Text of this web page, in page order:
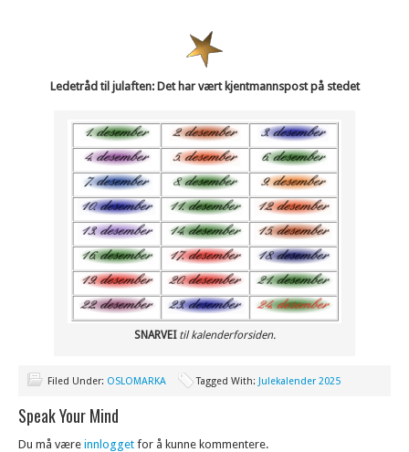
Ledetråd til julaften: Det har vært kjentmannspost på stedet
SNARVEI til kalenderforsiden.
Filed Under: OSLOMARKA Tagged With: Julekalender 2025
Speak Your Mind
Du må være innlogget for å kunne kommentere.